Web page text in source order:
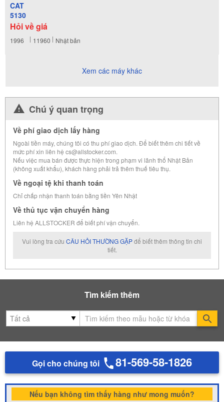
CAT
5130
Hỏi về giá
1996 11960 Nhật bản
Xem các máy khác
Chú ý quan trọng
Về phí giao dịch lấy hàng
Ngoài tiền máy, chúng tôi có thu phí giao dịch. Để biết thêm chi tiết về
mức phí xin liên hệ cs@allstocker.com.
Nếu việc mua bán được thực hiện trong phạm vi lãnh thổ Nhật Bản
(không xuất khẩu), khách hàng phải trả thêm thuế tiêu thụ.
Về ngoại tệ khi thanh toán
Chỉ chấp nhận thanh toán bằng tiền Yên Nhật
Về thủ tục vận chuyển hàng
Liên hệ ALLSTOCKER để biết phí vận chuyển.
Vui lòng tra cứu CÂU HỎI THƯỜNG GẶPđể biết thêm thông tin chi
tiết.
Tìm kiếm thêm
Gọi cho chúng tôi 81-569-58-1826
Nếu bạn không tìm thấy hàng như mong muốn?